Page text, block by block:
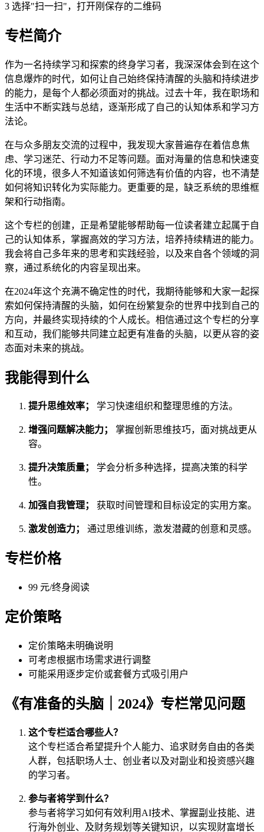
3 选择"扫一扫"，打开刚保存的二维码
专栏简介
作为一名持续学习和探索的终身学习者，我深深体会到在这个
信息爆炸的时代，如何让自己始终保持清醒的头脑和持续进步
的能力，是每个人都必须面对的挑战。过去十年，我在职场和
生活中不断实践与总结，逐渐形成了自己的认知体系和学习方
法论。
在与众多朋友交流的过程中，我发现大家普遍存在着信息焦
虑、学习迷茫、行动力不足等问题。面对海量的信息和快速变
化的环境，很多人不知道该如何筛选有价值的内容，也不清楚
如何将知识转化为实际能力。更重要的是，缺乏系统的思维框
架和行动指南。
这个专栏的创建，正是希望能够帮助每一位读者建立起属于自
己的认知体系，掌握高效的学习方法，培养持续精进的能力。
我会将自己多年来的思考和实践经验，以及来自各个领域的洞
察，通过系统化的内容呈现出来。
在2024年这个充满不确定性的时代，我期待能够和大家一起探
索如何保持清醒的头脑，如何在纷繁复杂的世界中找到自己的
方向，并最终实现持续的个人成长。相信通过这个专栏的分享
和互动，我们能够共同建立起更有准备的头脑，以更从容的姿
态面对未来的挑战。
我能得到什么
提升思维效率； 学习快速组织和整理思维的方法。
增强问题解决能力；
掌握创新思维技巧，面对挑战更从
容。
提升决策质量；
学会分析多种选择，提高决策的科学
性。
加强自我管理； 获取时间管理和目标设定的实用方案。
激发创造力； 通过思维训练，激发潜藏的创意和灵感。
专栏价格
99 元/终身阅读
定价策略
定价策略未明确说明
可考虑根据市场需求进行调整
可能采用逐步定价或套餐方式吸引用户
《有准备的头脑｜2024》专栏常见问题
这个专栏适合哪些人？
这个专栏适合希望提升个人能力、追求财务自由的各类
人群，包括职场人士、创业者以及对副业和投资感兴趣
的学习者。
参与者将学到什么？
参与者将学习如何有效利用AI技术、掌握副业技能、进
行海外创业、及财务规划等关键知识，以实现财富增长